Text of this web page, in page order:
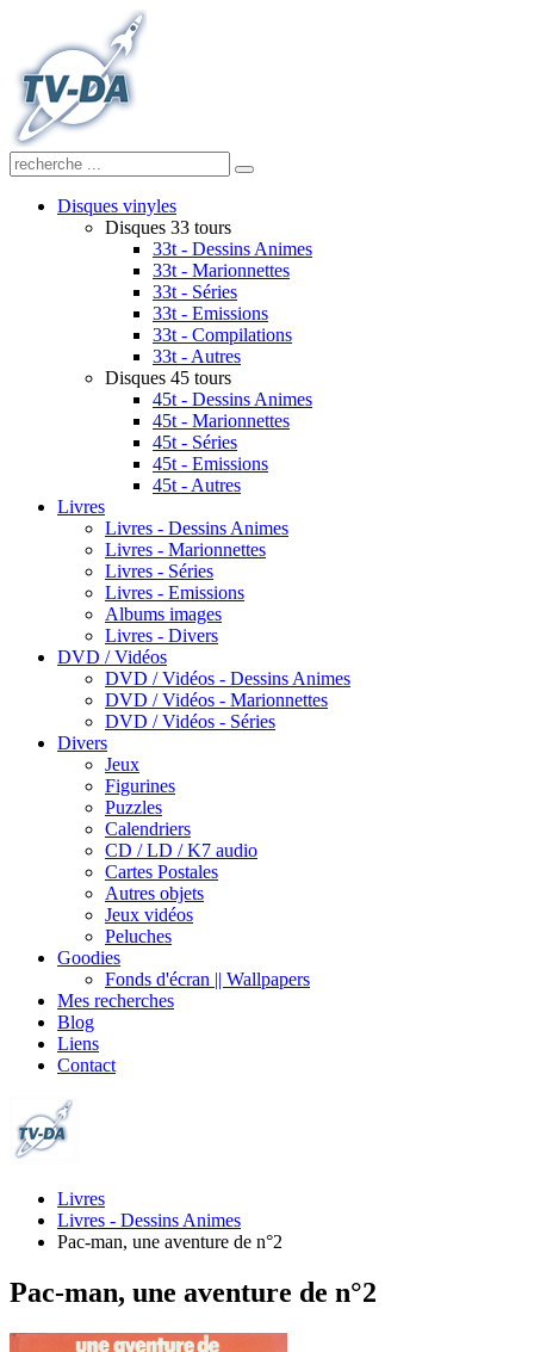
Disques vinyles
Disques 33 tours
33t - Dessins Animes
33t - Marionnettes
33t - Séries
33t - Emissions
33t - Compilations
33t - Autres
Disques 45 tours
45t - Dessins Animes
45t - Marionnettes
45t - Séries
45t - Emissions
45t - Autres
Livres
Livres - Dessins Animes
Livres - Marionnettes
Livres - Séries
Livres - Emissions
Albums images
Livres - Divers
DVD / Vidéos
DVD / Vidéos - Dessins Animes
DVD / Vidéos - Marionnettes
DVD / Vidéos - Séries
Divers
Jeux
Figurines
Puzzles
Calendriers
CD / LD / K7 audio
Cartes Postales
Autres objets
Jeux vidéos
Peluches
Goodies
Fonds d'écran || Wallpapers
Mes recherches
Blog
Liens
Contact
Livres
Livres - Dessins Animes
Pac-man, une aventure de n°2
Pac-man, une aventure de n°2